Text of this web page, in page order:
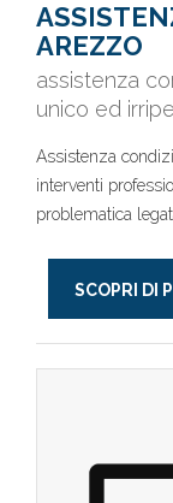
AREZZO
assistenza
unico ed
Assistenza
interventi
problematica
SCOPRI DI